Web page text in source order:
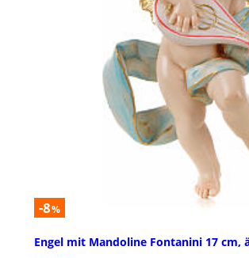
-8%
Engel mit Mandoline Fontanini 17 cm,